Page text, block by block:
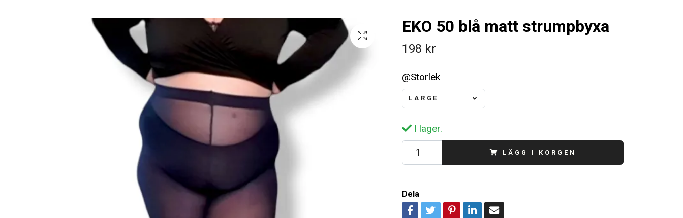
EKO 50 blå matt strumpbyxa
198 kr
@Storlek
LARGE
I lager.
LÄGG I KORGEN
Dela